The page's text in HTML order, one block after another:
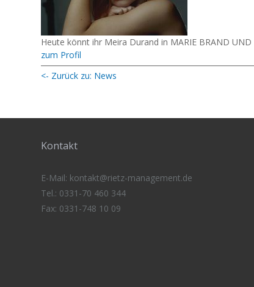
Heute könnt ihr Meira Durand in MARIE BRAND UND
zum Profil
<- Zurück zu: News
Kontakt
E-Mail: kontakt@rietz-management.de
Tel.: 0331-70 460 344
Fax: 0331-748 10 09